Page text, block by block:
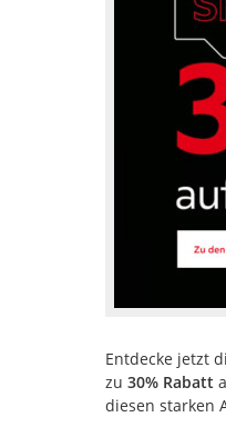
Entdecke jetzt
zu 30% Rabatt
diesen starken